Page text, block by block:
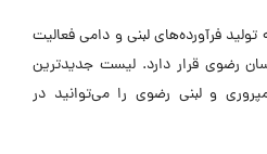
فرآورده‌های لبنی و دامی فعالیت
رضوی قرار دارد. لیست جدیدترین
و لبنی رضوی را می‌توانید در